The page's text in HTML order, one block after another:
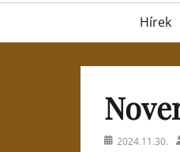
Primary
menu
Hírek
Posted2024.11.30.